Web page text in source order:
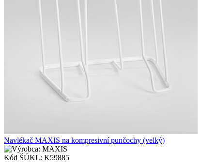
Navlékač MAXIS na kompresivní punčochy (velký)
MAXIS
Kód ŠÚKL: K59885